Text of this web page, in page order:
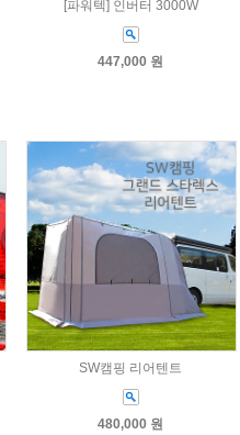
[파워텍] 인버터 3000W
447,000 원
SW캠핑 리어텐트
480,000 원